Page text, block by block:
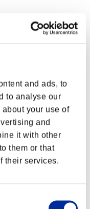
and ads, to
to analyse our
your use of
and
it with other
them or that
their services.